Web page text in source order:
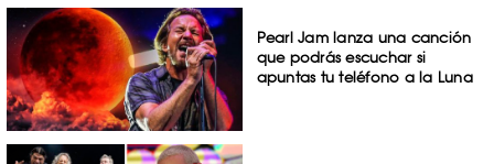
Pearl Jam lanza una canción
que podrás escuchar si
apuntas tu teléfono a la Luna